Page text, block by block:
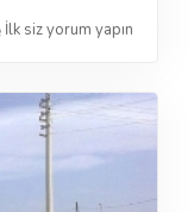
İlk siz yorum yapın